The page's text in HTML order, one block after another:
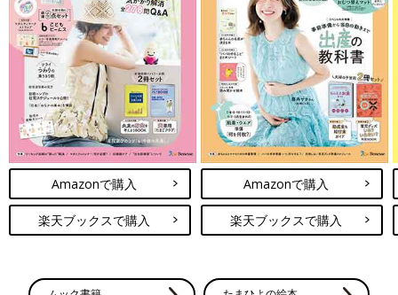
は、行き帰りの途中で迷子になる子も。必ず覚えるまで一緒に歩
いてください。
――通学中はいろいろなものに気を取られて前を見て歩くのが難
しい子もいるかと思いますが･･･
清永 そもそも子どもの視野は大人より狭く、何かを見ようとす
るとキョロキョロしがちです。左右の視野は大人約150度に対し
子どもは約90度、上下の視野は大人約120度に対し子どもは約70
度です。
両手で輪を作るようにして目元にあててみてください。上下左
Amazonで購入
楽天ブックスで購入
Amazonで購入
楽天ブックスで購入